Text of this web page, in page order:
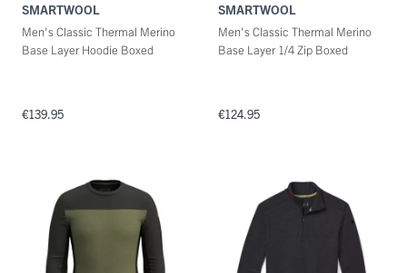
SMARTWOOL
Men's Classic Thermal Merino
Base Layer Hoodie Boxed
€139.95
SMARTWOOL
Men's Classic Thermal Merino
Base Layer 1/4 Zip Boxed
€124.95